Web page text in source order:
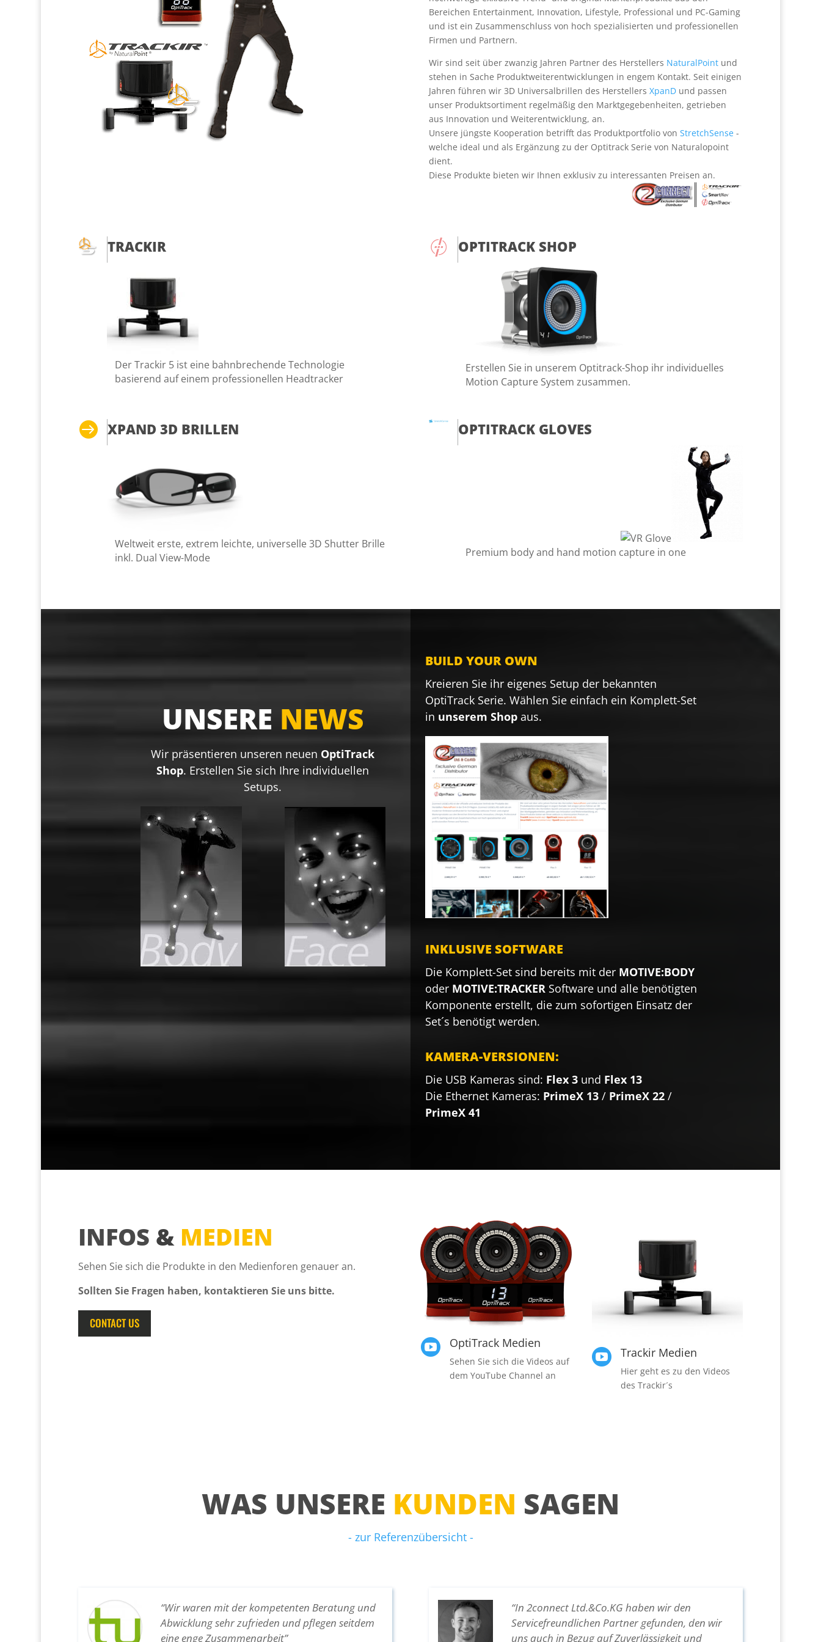
Bereichen Entertainment, Innovation, Lifestyle, Professional und PC-Gaming
und ist ein Zusammenschluss von hoch spezialisierten und professionellen
Firmen und Partnern.
Wir sind seit über zwanzig Jahren Partner des Herstellers NaturalPointund
stehen in Sache Produktweiterentwicklungen in engem Kontakt. Seit einigen
Jahren führen wir 3D Universalbrillen des Herstellers XpanDund passen
unser Produktsortiment regelmäßig den Marktgegebenheiten, getrieben
aus Innovation und Weiterentwicklung, an.
Unsere jüngste Kooperation betrifft das Produktportfolio von StretchSense -
welche ideal und als Ergänzung zu der Optitrack Serie von Naturalopoint
dient.
Diese Produkte bieten wir Ihnen exklusiv zu interessanten Preisen an.
TRACKIR
Der Trackir 5 ist eine bahnbrechende Technologie
basierend auf einem professionellen Headtracker
OPTITRACK SHOP
Erstellen Sie in unserem Optitrack-Shop ihr individuelles
Motion Capture System zusammen.
 XPAND 3D BRILLEN
Weltweit erste, extrem leichte, universelle 3D Shutter Brille
inkl. Dual View-Mode
OPTITRACK GLOVES
Premium body and hand motion capture in one
UNSERE NEWS
Wir präsentieren unseren neuen OptiTrack
Shop. Erstellen Sie sich Ihre individuellen
Setups.
BUILD YOUR OWN
Kreieren Sie ihr eigenes Setup der bekannten
OptiTrack Serie. Wählen Sie einfach ein Komplett-Set
in unserem Shop aus.
INKLUSIVE SOFTWARE
Die Komplett-Set sind bereits mit der MOTIVE:BODY
oder MOTIVE:TRACKER Software und alle benötigten
Komponente erstellt, die zum sofortigen Einsatz der
Set´s benötigt werden.
KAMERA-VERSIONEN:
Die USB Kameras sind: Flex 3 und Flex 13
Die Ethernet Kameras: PrimeX 13 / PrimeX 22 /
PrimeX 41
INFOS & MEDIEN
Sehen Sie sich die Produkte in den Medienforen genauer an.
Sollten Sie Fragen haben, kontaktieren Sie uns bitte.
CONTACT US
 OptiTrack Medien
Sehen Sie sich die Videos auf
dem YouTube Channel an
 Trackir Medien
Hier geht es zu den Videos
des Trackir´s
WAS UNSERE KUNDEN SAGEN
- zur Referenzübersicht -
“Wir waren mit der kompetenten Beratung und
Abwicklung sehr zufrieden und pflegen seitdem
eine enge Zusammenarbeit”
“In 2connect Ltd.&Co.KG haben wir den
Servicefreundlichen Partner gefunden, den wir
uns auch in Bezug auf Zuverlässigkeit und